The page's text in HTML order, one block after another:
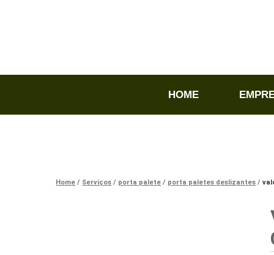
HOME
Home Serviços porta palete porta paletes deslizantes